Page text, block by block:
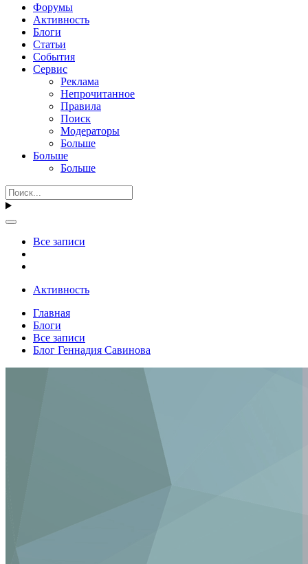
Форумы
Активность
Блоги
Статьи
События
Сервис
Реклама
Непрочитанное
Правила
Поиск
Модераторы
Больше
Больше
Больше
Все записи
Активность
Главная
Блоги
Все записи
Блог Геннадия Савинова